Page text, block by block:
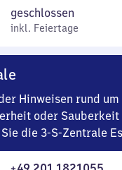
7
Uhr
Uhr
15
geschlossen
inkl. Feiertage
Hinweisen rund um
oder Sauberkeit
die 3-S-Zentrale